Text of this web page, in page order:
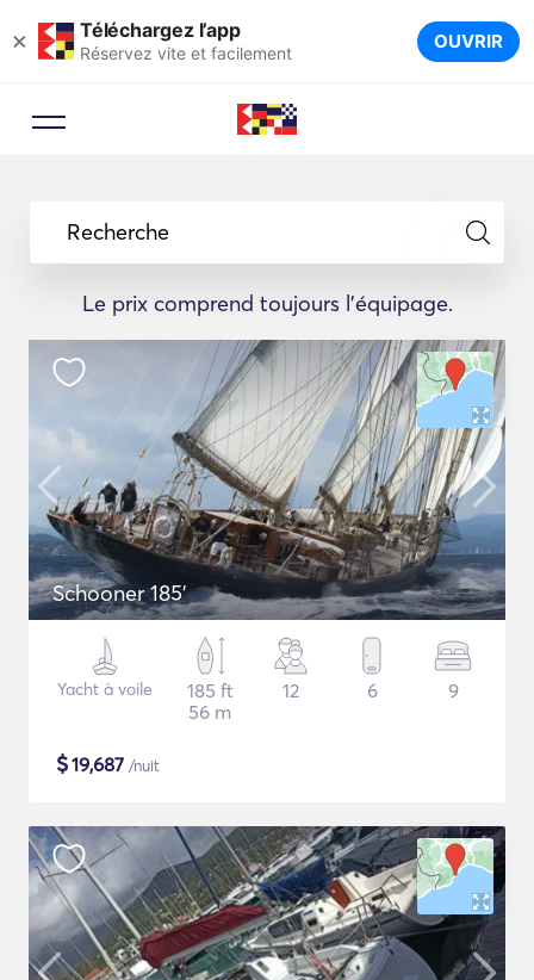
× Téléchargez l’app
Réservez vite et facilement OUVRIR
Recherche
Le prix comprend toujours l'équipage.
Schooner 185'
Yacht à voile
185 ft
56 m
12 6 9
$19,687 /nuit